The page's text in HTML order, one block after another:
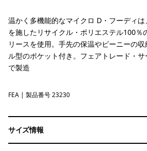
温かく多機能的なマイクロ D・フーディ
を施したリサイクル・ポリエステル100％
リースを使用。手先の保温やビーニーの
ル型のポケット付き。フェアトレード・
で製造
Feather Grey
FEA | 製品番号 23230
サイズ情報